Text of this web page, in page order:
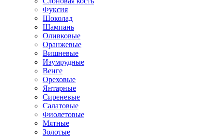
Фуксия
Шоколад
Шампань
Оливковые
Оранжевые
Вишневые
Изумрудные
Венге
Ореховые
Янтарные
Сиреневые
Салатовые
Фиолетовые
Мятные
Золотые